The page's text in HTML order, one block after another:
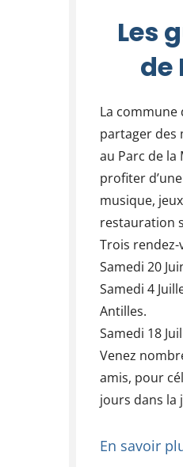
Les
de
La commune
partager des
au Parc de la
profiter
musique,
restauration
Trois rendez-
Samedi 20
Samedi 4
Antilles.
Samedi 18
Venez
amis, pour
jours dans la
En savoir